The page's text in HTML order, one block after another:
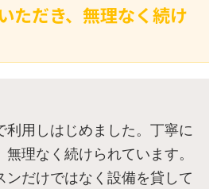
ただき、無理なく続け
利用しはじめました。丁寧に
理なく続けられています。
ンだけではなく設備を貸して